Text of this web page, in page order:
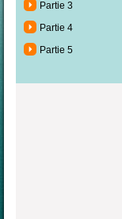
Partie 3
Partie 4
Partie 5